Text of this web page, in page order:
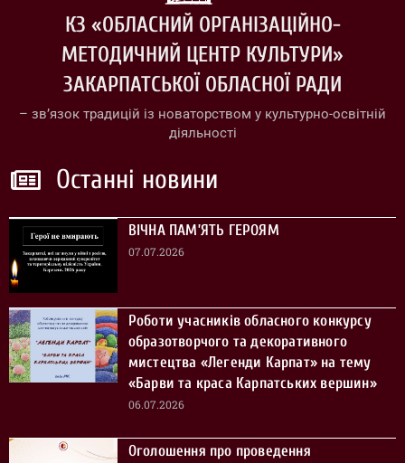
КЗ «ОБЛАСНИЙ ОРГАНІЗАЦІЙНО-
МЕТОДИЧНИЙ ЦЕНТР КУЛЬТУРИ»
ЗАКАРПАТСЬКОЇ ОБЛАСНОЇ РАДИ
– зв’язок традицій із новаторством у культурно-освітній
діяльності
Останні новини
ВІЧНА ПАМ’ЯТЬ ГЕРОЯМ
07.07.2026
Роботи учасників обласного конкурсу
образотворчого та декоративного
мистецтва «Легенди Карпат» на тему
«Барви та краса Карпатських вершин»
06.07.2026
Оголошення про проведення